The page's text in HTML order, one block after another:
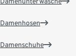
Damenhosen
Damenschuhe